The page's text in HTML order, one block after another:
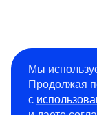
Мы
Продолжая
с